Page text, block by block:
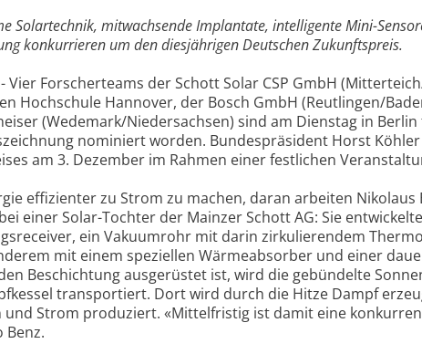
Solartechnik, mitwachsende Implantate, intelligente Mini-
konkurrieren um den diesjährigen Deutschen Zukunftspreis.
Vier Forscherteams der Schott Solar CSP GmbH
Hochschule Hannover, der Bosch GmbH (Reutlingen/
(Wedemark/Niedersachsen) sind am Dienstag in
nominiert worden. Bundespräsident Horst
am 3. Dezember im Rahmen einer festlichen
effizienter zu Strom zu machen, daran arbeiten Nikolaus
einer Solar-Tochter der Mainzer Schott AG: Sie
ein Vakuumrohr mit darin zirkulierendem
mit einem speziellen Wärmeabsorber und einer
Beschichtung ausgerüstet ist, wird die gebündelte
transportiert. Dort wird durch die Hitze Dampf
und Strom produziert. «Mittelfristig ist damit eine
Benz.